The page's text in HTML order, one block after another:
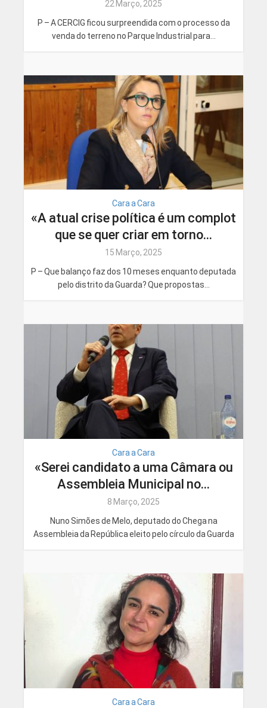
22 Março, 2025
P – A CERCIG ficou surpreendida com o processo da
venda do terreno no Parque Industrial para...
Cara a Cara
«A atual crise política é um complot
que se quer criar em torno...
15 Março, 2025
P – Que balanço faz dos 10 meses enquanto deputada
pelo distrito da Guarda? Que propostas...
Cara a Cara
«Serei candidato a uma Câmara ou
Assembleia Municipal no...
8 Março, 2025
Nuno Simões de Melo, deputado do Chega na
Assembleia da República eleito pelo círculo da Guarda
Cara a Cara